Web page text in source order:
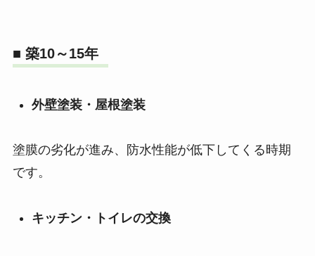
■ 築10～15年
外壁塗装・屋根塗装
塗膜の劣化が進み、防水性能が低下してくる時期
です。
キッチン・トイレの交換